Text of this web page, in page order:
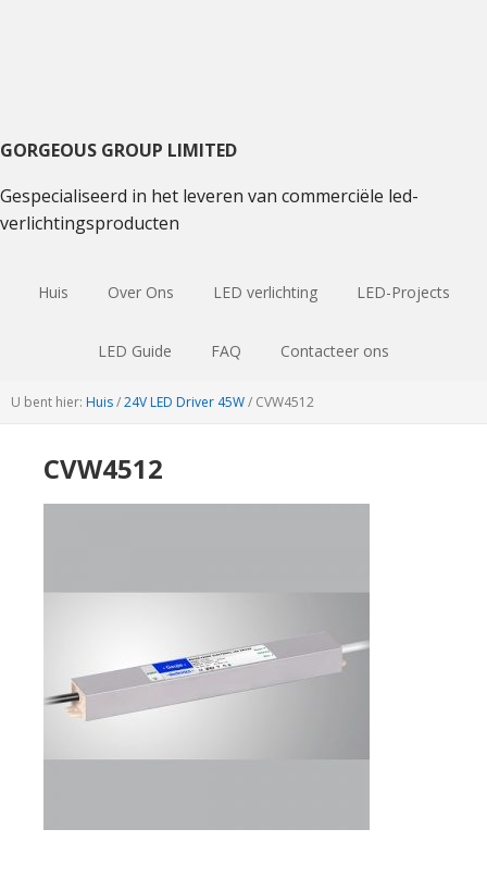
GORGEOUS GROUP LIMITED
Gespecialiseerd in het leveren van commerciële led-
verlichtingsproducten
Huis Over Ons LED verlichting LED-Projects
LED Guide FAQ Contacteer ons
U bent hier: Huis/24V LED Driver 45W/ CVW4512
CVW4512